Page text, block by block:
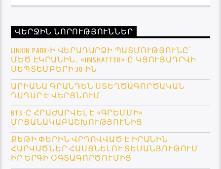
ՎԵՐՋԻՆ ՆՈՐՈՒԹՅՈՒՆՆԵՐ
LINKIN PARK-Ի ՎԵՐԱԴԱՐՁԻ ՊԱՏՄՈՒԹՅՈՒՆԸ՝
ՄԵԾ ԷԿՐԱՆԻՆ․ «UNSHATTER»-Ը ԿՑՈՒՑԱԴՐՎԻ
ՍԵՊՏԵՄԲԵՐԻ 30-ԻՆ
ԱՐԻԱՆԱ ԳՐԱՆԴԵՆ ՍՏԵՂԾԱԳՈՐԾԱԿԱՆ
ԴԱԴԱՐ Է ՎԵՐՑՆՈՒՄ
BTS-Ը ՀՐԱԺԱՐՎԵԼ Է «ԳՐԵՄՄԻ»
ՄՐՑԱՆԱԿԱԲԱՇԽՈՒԹՅՈՒՆԻՑ
ՔԵԹԻ ՓԵՐԻՆ ՎՐԴՈՎՎԱԾ Է ԻՐԱՆԻՆ
ՀԱՐՎԱԾՆԵՐ ՀԱՍՑՆԵԼՈՒ ՏԵՍԱՆՅՈՒԹՈՒՄ
ԻՐ ԵՐԳԻ ՕԳՏԱԳՈՐԾՈՒՄԻՑ